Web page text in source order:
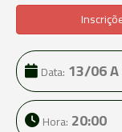
Data: 13/06
Hora: 20:00